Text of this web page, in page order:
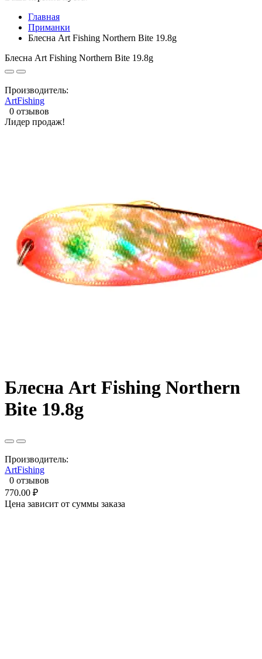
Главная
Приманки
Блесна Art Fishing Northern Bite 19.8g
Блесна Art Fishing Northern Bite 19.8g
Производитель:
ArtFishing
0 отзывов
Лидер продаж!
Блесна Art Fishing Northern
Bite 19.8g
Производитель:
ArtFishing
0 отзывов
770.00 ₽
Цена зависит от суммы заказа